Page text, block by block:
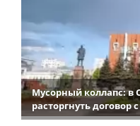
Мусорный коллапс: в
расторгнуть договор